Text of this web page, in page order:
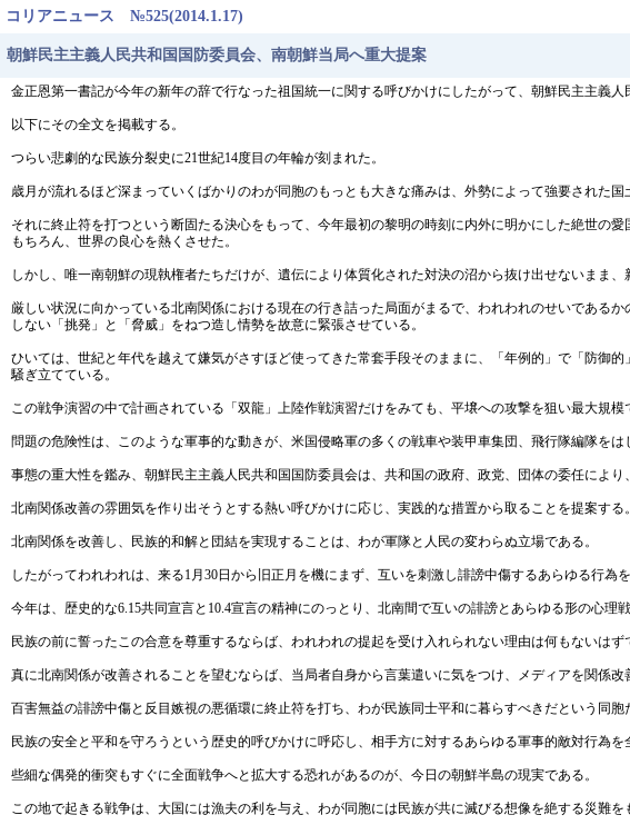
コリアニュース №525(2014.1.17)
朝鮮民主主義人民共和国国防委員会、南朝鮮当局へ重大提案
金正恩第一書記が今年の新年の辞で行なった祖国統一に関する呼びかけにしたがって、朝鮮民主主義
以下にその全文を掲載する。
つらい悲劇的な民族分裂史に21世紀14度目の年輪が刻まれた。
歳月が流れるほど深まっていくばかりのわが同胞のもっとも大きな痛みは、外勢によって強要された国
それに終止符を打つという断固たる決心をもって、今年最初の黎明の時刻に内外に明かにした絶世の
もちろん、世界の良心を熱くさせた。
しかし、唯一南朝鮮の現執権者たちだけが、遺伝により体質化された対決の沼から抜け出せないまま、
厳しい状況に向かっている北南関係における現在の行き詰った局面がまるで、われわれのせいである
しない「挑発」と「脅威」をねつ造し情勢を故意に緊張させている。
ひいては、世紀と年代を越えて嫌気がさすほど使ってきた常套手段そのままに、「年例的」で「防御
騒ぎ立てている。
この戦争演習の中で計画されている「双龍」上陸作戦演習だけをみても、平壌への攻撃を狙い最大規模
問題の危険性は、このような軍事的な動きが、米国侵略軍の多くの戦車や装甲車集団、飛行隊編隊を
事態の重大性を鑑み、朝鮮民主主義人民共和国国防委員会は、共和国の政府、政党、団体の委任によ
北南関係改善の雰囲気を作り出そうとする熱い呼びかけに応じ、実践的な措置から取ることを提案する。
北南関係を改善し、民族的和解と団結を実現することは、わが軍隊と人民の変わらぬ立場である。
したがってわれわれは、来る1月30日から旧正月を機にまず、互いを刺激し誹謗中傷するあらゆる行
今年は、歴史的な6.15共同宣言と10.4宣言の精神にのっとり、北南間で互いの誹謗とあらゆる形の心理
民族の前に誓ったこの合意を尊重するならば、われわれの提起を受け入れられない理由は何もないはず
真に北南関係が改善されることを望むならば、当局者自身から言葉遣いに気をつけ、メディアを関係
百害無益の誹謗中傷と反目嫉視の悪循環に終止符を打ち、わが民族同士平和に暮らすべきだという同
民族の安全と平和を守ろうという歴史的呼びかけに呼応し、相手方に対するあらゆる軍事的敵対行為
些細な偶発的衝突もすぐに全面戦争へと拡大する恐れがあるのが、今日の朝鮮半島の現実である。
この地で起きる戦争は、大国には漁夫の利を与え、わが同胞には民族が共に滅びる想像を絶する災難を